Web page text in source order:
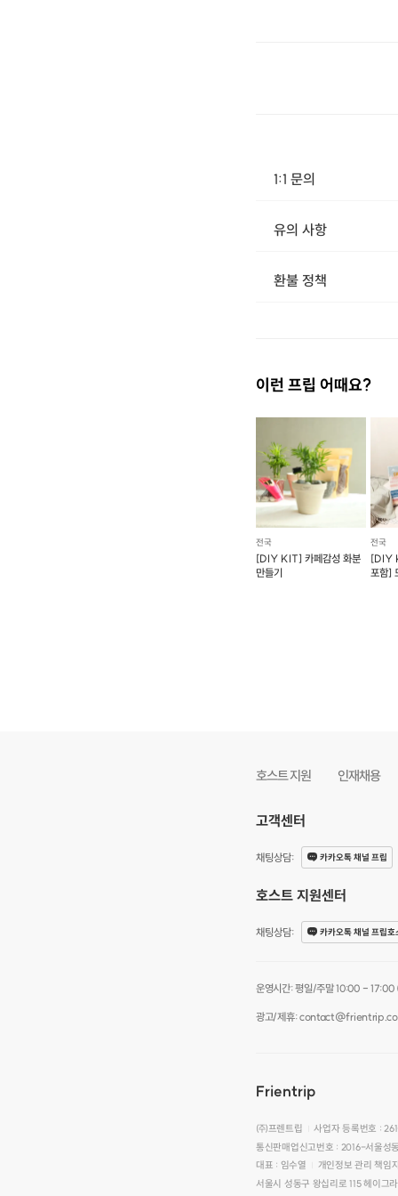
1:1 문의
유의 사항
환불 정책
이런 프립 어때요?
전국
[DIY KIT] 카페감성 화분
만들기
전국
[DIY
포함]
호스트 지원 인재채용
고객센터
채팅상담: 카카오톡 채널 프립
호스트 지원센터
채팅상담: 카카오톡 채널 프립호
운영시간: 평일/주말 10:00 -
광고/제휴:
Frientrip
㈜프렌트립
사업자 등록번호 :
통신판매업신고번호 : 2016-서울성
대표 : 임수열
개인정보 관리 책임
서울시 성동구 왕십리로 115 헤이그